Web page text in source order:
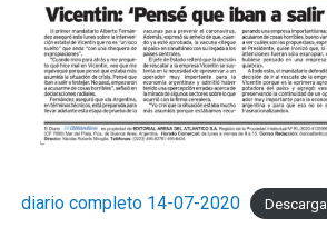
diario completo 14-07-2020 Descarga